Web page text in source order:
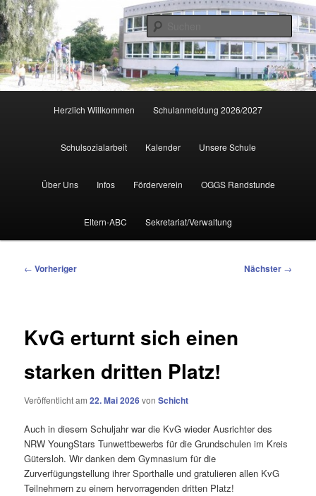
Zum
primären
Inhalt
springen
Herzlich Willkommen Schulanmeldung 2026/2027
Schulsozialarbeit Kalender Unsere Schule
Über Uns Infos Förderverein OGGS Randstunde
Eltern-ABC Sekretariat/Verwaltung
Beitragsnavigation
← Vorheriger Nächster →
KvG erturnt sich einen
starken dritten Platz!
Veröffentlicht am22. Mai 2026vonSchicht
Auch in diesem Schuljahr war die KvG wieder Ausrichter des
NRW YoungStars Tunwettbewerbs für die Grundschulen im Kreis
Gütersloh. Wir danken dem Gymnasium für die
Zurverfügungstellung ihrer Sporthalle und gratulieren allen KvG
Teilnehmern zu einem hervorragenden dritten Platz!